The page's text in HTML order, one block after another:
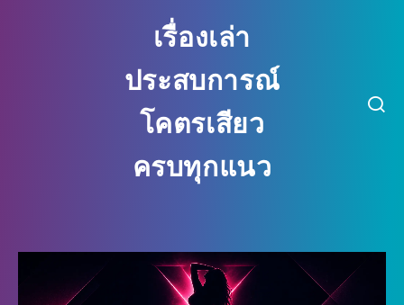
เรื่องเล่า
ประสบการณ์
โคตรเสียว
ครบทุกแนว